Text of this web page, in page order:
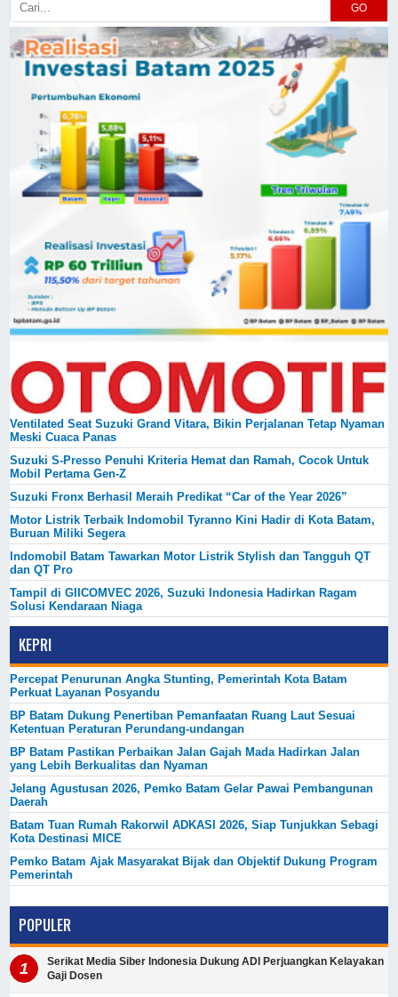
GO
Ventilated Seat Suzuki Grand Vitara, Bikin Perjalanan Tetap Nyaman
Meski Cuaca Panas
Suzuki S-Presso Penuhi Kriteria Hemat dan Ramah, Cocok Untuk
Mobil Pertama Gen-Z
Suzuki Fronx Berhasil Meraih Predikat “Car of the Year 2026”
Motor Listrik Terbaik Indomobil Tyranno Kini Hadir di Kota Batam,
Buruan Miliki Segera
Indomobil Batam Tawarkan Motor Listrik Stylish dan Tangguh QT
dan QT Pro
Tampil di GIICOMVEC 2026, Suzuki Indonesia Hadirkan Ragam
Solusi Kendaraan Niaga
KEPRI
Percepat Penurunan Angka Stunting, Pemerintah Kota Batam
Perkuat Layanan Posyandu
BP Batam Dukung Penertiban Pemanfaatan Ruang Laut Sesuai
Ketentuan Peraturan Perundang-undangan
BP Batam Pastikan Perbaikan Jalan Gajah Mada Hadirkan Jalan
yang Lebih Berkualitas dan Nyaman
Jelang Agustusan 2026, Pemko Batam Gelar Pawai Pembangunan
Daerah
Batam Tuan Rumah Rakorwil ADKASI 2026, Siap Tunjukkan Sebagi
Kota Destinasi MICE
Pemko Batam Ajak Masyarakat Bijak dan Objektif Dukung Program
Pemerintah
POPULER
Serikat Media Siber Indonesia Dukung ADI Perjuangkan Kelayakan
Gaji Dosen